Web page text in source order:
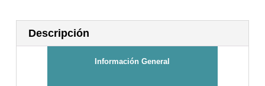
Descripción
Información General